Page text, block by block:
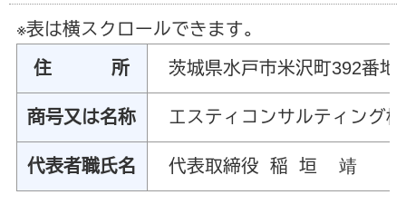
※表は横スクロールできます。
住 所
茨城県水戸市米沢町392番地
商号又は名称 エスティコンサルティング
代表者職氏名 代表取締役 稲 垣 靖